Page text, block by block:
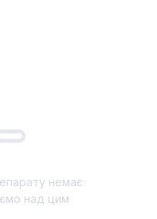
немає
над цим